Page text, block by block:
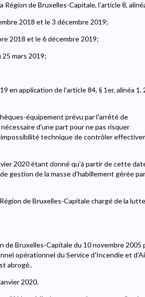
de Bruxelles-Capitale, l'article 8,
2018 et le 3 décembre 2019;
2018 et le 6 décembre 2019;
mars 2019;
en application de l'article 84, § 1er, alinéa 1,
équipement prévu par l'arrêté de
d'une part pour ne pas risquer
technique de contrôler
2020 étant donné qu'à partir de cette
gestion de la masse d'habillement gérée
de Bruxelles-Capitale chargé de la lutte
de Bruxelles-Capitale du 10 novembre 2005
opérationnel du Service d'Incendie et
abrogé..
2020.